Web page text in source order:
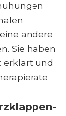
andere
Sie haben
erklärt und